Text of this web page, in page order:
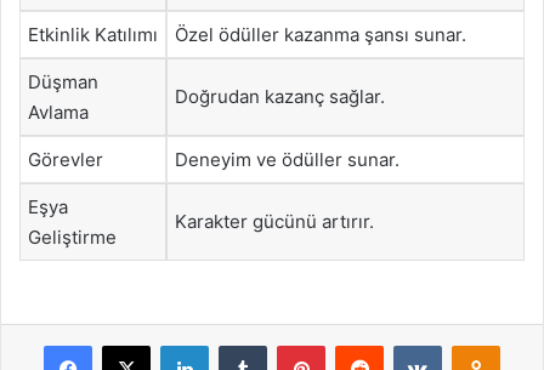
Etkinlik Katılımı Özel ödüller kazanma şansı sunar.
Düşman
Avlama
Doğrudan kazanç sağlar.
Görevler Deneyim ve ödüller sunar.
Eşya
Geliştirme
Karakter gücünü artırır.
Facebook
X LinkedInTumblr PinterestReddit VKontakte